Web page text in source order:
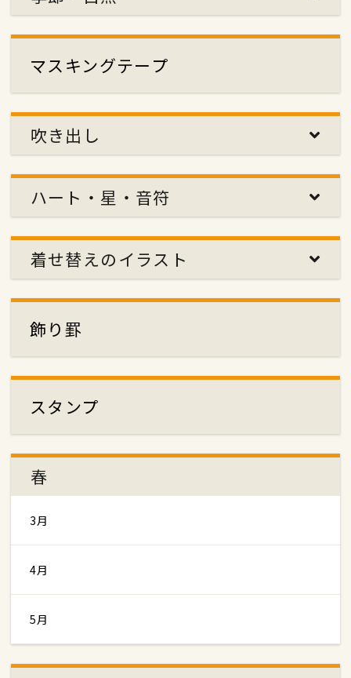
マスキングテープ
吹き出し
ハート・星・音符
着せ替えのイラスト
飾り罫
スタンプ
春
3月
4月
5月